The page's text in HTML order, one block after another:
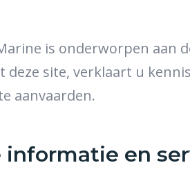
is onderworpen aan
site, verklaart u
aanvaarden.
informatie en